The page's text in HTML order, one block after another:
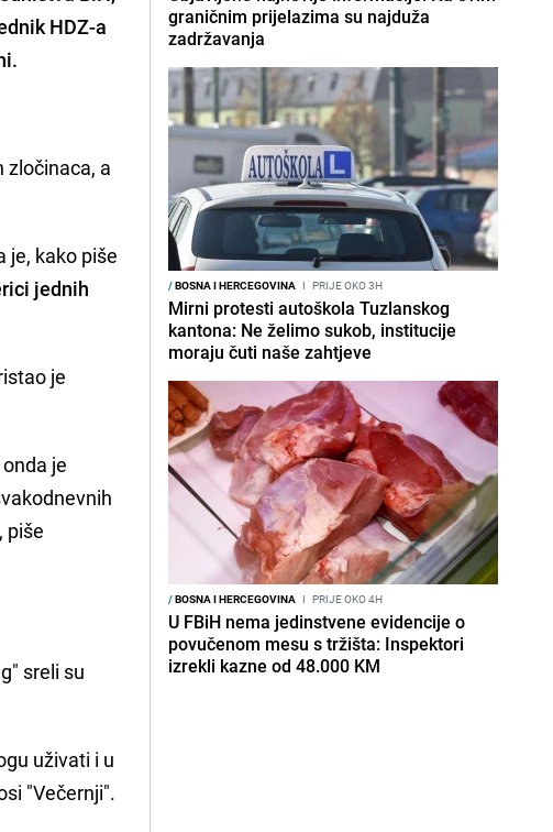
HDZ-a
zločinaca, a
je, kako piše
jednih
je
je
piše
sreli su
uživati i u
"Večernji".
graničnim prijelazima su najduža
zadržavanja
/BOSNA I HERCEGOVINA I PRIJE OKO 3H
Mirni protesti autoškola Tuzlanskog
kantona: Ne želimo sukob, institucije
moraju čuti naše zahtjeve
/BOSNA I HERCEGOVINA I PRIJE OKO 4H
U FBiH nema jedinstvene evidencije o
povučenom mesu s tržišta: Inspektori
izrekli kazne od 48.000 KM